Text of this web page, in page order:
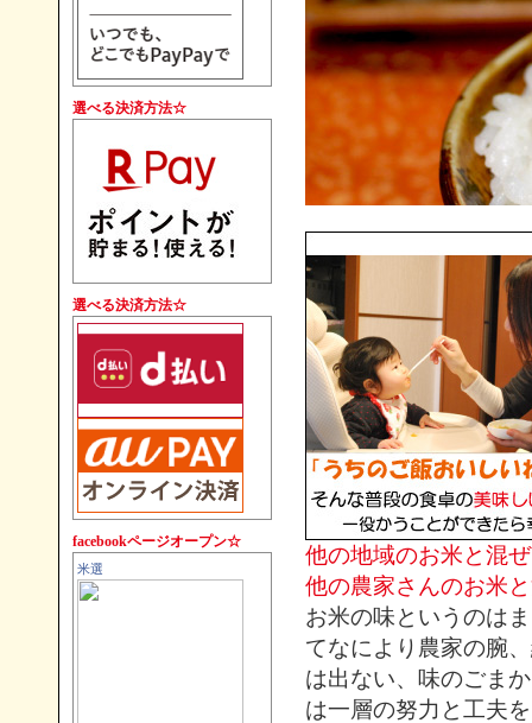
くお待ちいただきますようお願
い申し上げます。
2025/9/29
●米選管理人
コシヒカリ新米」の通常販売を
再開いたします。こだわり農家
2025/9/17
●米選管理人
こしいぶき新米」の通常販売を
再開いたします。新潟新米一番
ノリをお楽しみください（＾
＾）
開を予定しております。
2025/9/04
●米選管理人
【重要】先ご案内通り、大変恐
縮ではございますが、令和7年度
新米より販売価格の改定を行わ
せていただきます。各農場さん
と協議相談を行い、昨今の物価
選べる決済方法☆
選べる決済方法☆
facebookページオープン☆
米選
他の地域のお米と混
他の農家さんのお米
お米の味というのは
てなにより農家の腕
は出ない、味のごま
は一層の努力と工夫